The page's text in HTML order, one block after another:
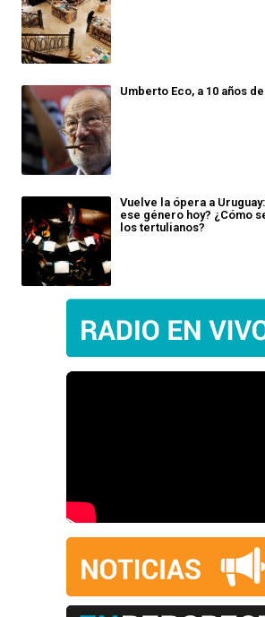
Umberto Eco, a 10 años
Vuelve la ópera a
ese género hoy? ¿Cómo
los tertulianos?